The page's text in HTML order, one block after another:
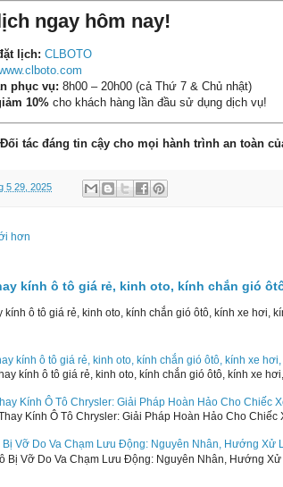
ngay hôm nay!
lịch: CLBOTO
phục vụ: 8h00 – 20h00 (cả Thứ 7 & Chủ nhật)
10% cho khách hàng lần đầu sử dụng dịch vụ!
Đối tác đáng tin cậy cho mọi hành trình an toàn
5 29, 2025
hơn
kính ô tô giá rẻ, kinh oto, kính chắn gió
kính ô tô giá rẻ, kinh oto, kính chắn gió ôtô, kính xe hơi,
kính ô tô giá rẻ, kinh oto, kính chắn gió ôtô, kính xe
kính ô tô giá rẻ, kinh oto, kính chắn gió ôtô, kính xe
Kính Ô Tô Chrysler: Giải Pháp Hoàn Hảo Cho Chiếc
Kính Ô Tô Chrysler: Giải Pháp Hoàn Hảo Cho
Bị Vỡ Do Va Chạm Lưu Động: Nguyên Nhân, Hướng Xử
Bị Vỡ Do Va Chạm Lưu Động: Nguyên Nhân, Hướng